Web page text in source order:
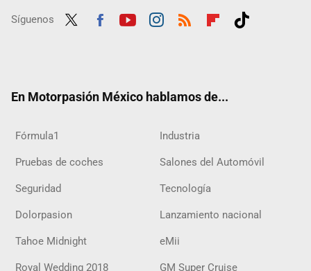
Síguenos
En Motorpasión México hablamos de...
Fórmula1 Industria
Pruebas de coches Salones del Automóvil
Seguridad Tecnología
Dolorpasion Lanzamiento nacional
Tahoe Midnight eMii
Royal Wedding 2018 GM Super Cruise